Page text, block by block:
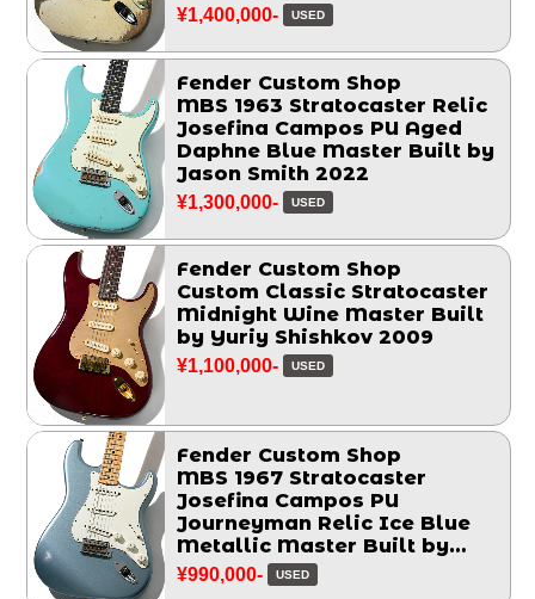
¥1,400,000- USED
Fender Custom Shop
MBS 1963 Stratocaster Relic
Josefina Campos PU Aged
Daphne Blue Master Built by
Jason Smith 2022
¥1,300,000- USED
Fender Custom Shop
Custom Classic Stratocaster
Midnight Wine Master Built
by Yuriy Shishkov 2009
¥1,100,000- USED
Fender Custom Shop
MBS 1967 Stratocaster
Josefina Campos PU
Journeyman Relic Ice Blue
Metallic Master Built by
Greg Fessler 2017
¥990,000- USED